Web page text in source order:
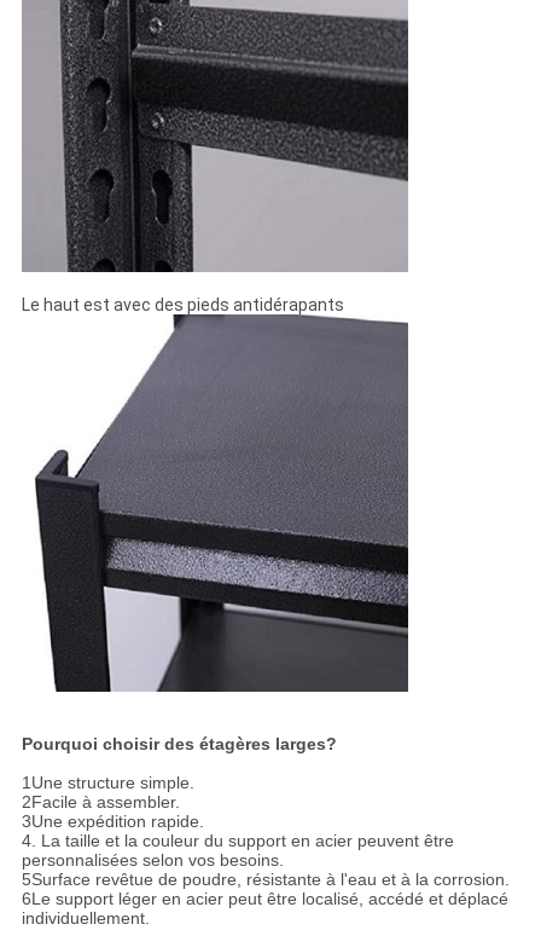
Le haut est avec des pieds antidérapants
Pourquoi choisir des étagères larges?
1Une structure simple.
2Facile à assembler.
3Une expédition rapide.
4. La taille et la couleur du support en acier peuvent être
personnalisées selon vos besoins.
5Surface revêtue de poudre, résistante à l'eau et à la corrosion.
6Le support léger en acier peut être localisé, accédé et déplacé
individuellement.